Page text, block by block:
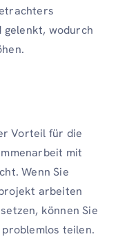
gelenkt, wodurch
Vorteil für die
mit
Wenn Sie
arbeiten
können Sie
teilen.